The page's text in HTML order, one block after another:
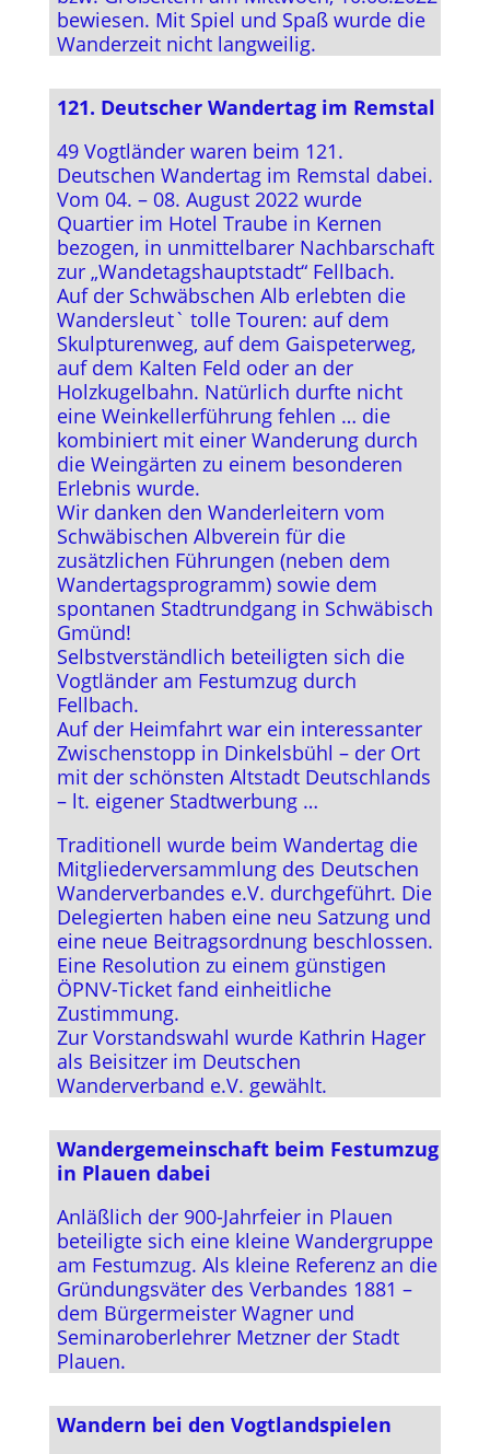
bewiesen. Mit Spiel und Spaß wurde die
Wanderzeit nicht langweilig.
121. Deutscher Wandertag im Remstal
49 Vogtländer waren beim 121.
Deutschen Wandertag im Remstal dabei.
Vom 04. – 08. August 2022 wurde
Quartier im Hotel Traube in Kernen
bezogen, in unmittelbarer Nachbarschaft
zur „Wandetagshauptstadt“ Fellbach.
Auf der Schwäbschen Alb erlebten die
Wandersleut` tolle Touren: auf dem
Skulpturenweg, auf dem Gaispeterweg,
auf dem Kalten Feld oder an der
Holzkugelbahn. Natürlich durfte nicht
eine Weinkellerführung fehlen … die
kombiniert mit einer Wanderung durch
die Weingärten zu einem besonderen
Erlebnis wurde.
Wir danken den Wanderleitern vom
Schwäbischen Albverein für die
zusätzlichen Führungen (neben dem
Wandertagsprogramm) sowie dem
spontanen Stadtrundgang in Schwäbisch
Gmünd!
Selbstverständlich beteiligten sich die
Vogtländer am Festumzug durch
Fellbach.
Auf der Heimfahrt war ein interessanter
Zwischenstopp in Dinkelsbühl – der Ort
mit der schönsten Altstadt Deutschlands
– lt. eigener Stadtwerbung …
Traditionell wurde beim Wandertag die
Mitgliederversammlung des Deutschen
Wanderverbandes e.V. durchgeführt. Die
Delegierten haben eine neu Satzung und
eine neue Beitragsordnung beschlossen.
Eine Resolution zu einem günstigen
ÖPNV-Ticket fand einheitliche
Zustimmung.
Zur Vorstandswahl wurde Kathrin Hager
als Beisitzer im Deutschen
Wanderverband e.V. gewählt.
Wandergemeinschaft beim Festumzug
in Plauen dabei
Anläßlich der 900-Jahrfeier in Plauen
beteiligte sich eine kleine Wandergruppe
am Festumzug. Als kleine Referenz an die
Gründungsväter des Verbandes 1881 –
dem Bürgermeister Wagner und
Seminaroberlehrer Metzner der Stadt
Plauen.
Wandern bei den Vogtlandspielen